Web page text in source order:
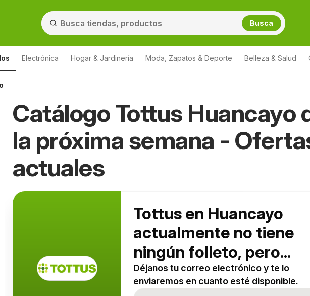
Busca
Electrónica Hogar & Jardinería Moda, Zapatos & Deporte Belleza & Salud
Catálogo Tottus Huancayo
la próxima semana -
actuales
Tottus en Huancayo
actualmente no tiene
ningún folleto, pero...
Déjanos tu correo electrónico y te lo
enviaremos en cuanto esté disponible.